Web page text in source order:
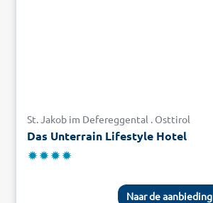
St. Jakob im Defereggental . Osttirol
Das Unterrain Lifestyle Hotel
Naar de aanbieding